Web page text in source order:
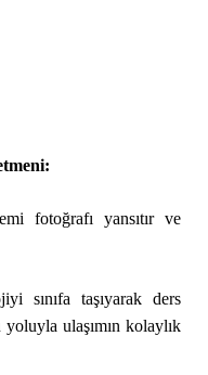
fotoğrafı yansıtır ve
sınıfa taşıyarak ders
ulaşımın kolaylık